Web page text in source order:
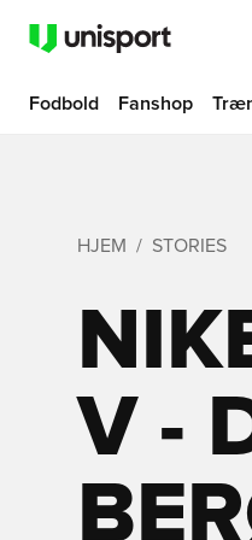
Fodbold Fanshop
HJEM STORIES
V -